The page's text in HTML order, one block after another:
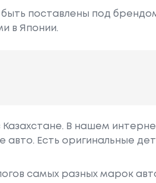
поставлены под
в Японии.
В нашем
Есть оригинальные
самых разных марок